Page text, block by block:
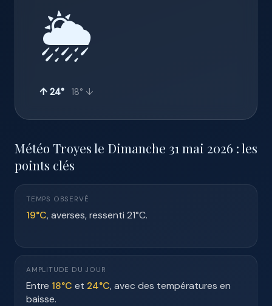
🌦️
↑ 24° 18° ↓
Météo Troyes le Dimanche 31 mai 2026 : les
points clés
TEMPS OBSERVÉ
19°C, averses, ressenti 21°C.
AMPLITUDE DU JOUR
Entre 18°C et 24°C, avec des températures en
baisse.